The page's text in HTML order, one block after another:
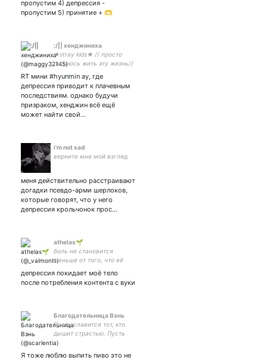
пропустим 4) депрессия -
пропустим 5) принятие + 🫶
:/|| хенджиниха
★stray kids★ // просто
пытаюсь жить эту жизнь//
RT мини #hyunmin ау, где
депрессия приводит к плачевным
последствиям. однако будучи
призраком, хенджин всё ещё
может найти свой…
i'm not sad
верните мне мой взгляд
меня действительно расстраивают
догадки псевдо-арми шерлоков,
которые говорят, что у него
депрессия крольчонок прос…
athelas🌱
боль не становится
меньше от того, что её
делят, как шум не
становится меньше от
того, что его слышат.
депрессия покидает моё тело
после потребления контента с вуки
Благодательница Вэнь
Пусть славится тот, кто
дышит страстью. Пусть
славится тот, кто не боится
Я тоже люблю выпить пиво это не